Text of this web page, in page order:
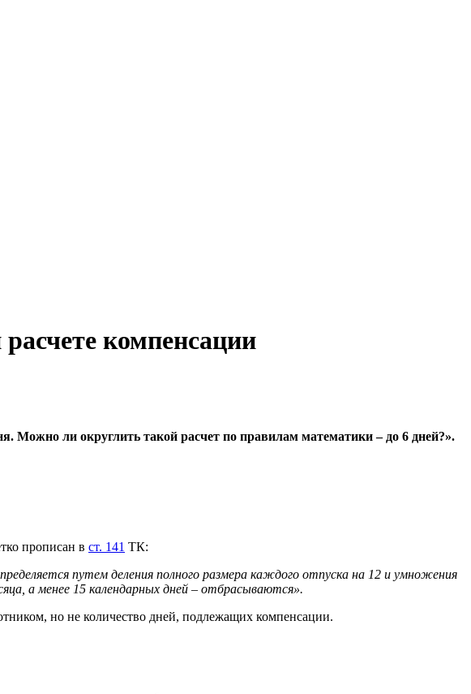
компенсации
Можно ли округлить такой расчет по правилам математики – до 6 дней?».
прописан в ст. 141 ТК:
путем деления полного размера каждого отпуска на 12 и умножения
а менее 15 календарных дней – отбрасываются».
но не количество дней, подлежащих компенсации.